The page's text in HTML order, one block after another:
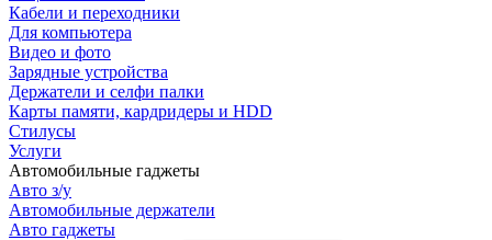
Кабели и переходники
Для компьютера
Видео и фото
Зарядные устройства
Держатели и селфи палки
Карты памяти, кардридеры и HDD
Стилусы
Услуги
Автомобильные гаджеты
Авто з/у
Автомобильные держатели
Авто гаджеты